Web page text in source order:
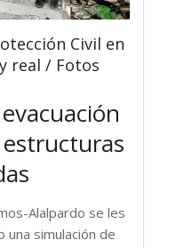
Civil en
real / Fotos
Alalpardo se les
una simulación de